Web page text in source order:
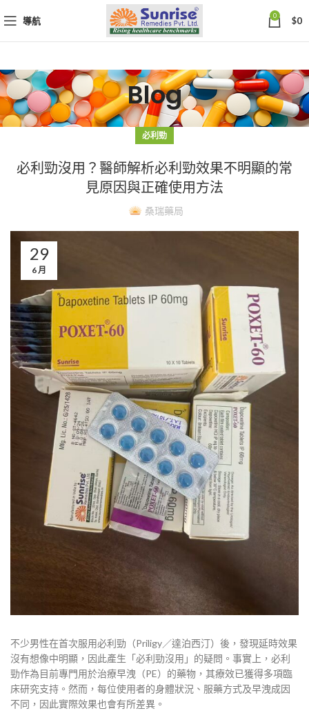
導航 0 $0
Blog
必利勁
必利勁沒用？醫師解析必利勁效果不明顯的常
見原因與正確使用方法
桑瑞藥局
29
6 月
不少男性在首次服用必利勁（Priligy／達泊西汀）後，發現延時效果
沒有想像中明顯，因此產生「必利勁沒用」的疑問。事實上，必利
勁作為目前專門用於治療早洩（PE）的藥物，其療效已獲得多項臨
床研究支持。然而，每位使用者的身體狀況、服藥方式及早洩成因
不同，因此實際效果也會有所差異。